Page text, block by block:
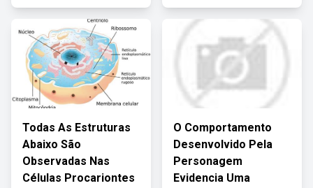
Todas As Estruturas
Abaixo São
Observadas Nas
Células Procariontes
O Comportamento
Desenvolvido Pela
Personagem
Evidencia Uma